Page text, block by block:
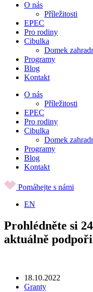
O nás
Příležitosti
EPEC
Pro rodiny
Cibulka
Domek
Programy
Blog
Kontakt
O nás
Příležitosti
EPEC
Pro rodiny
Cibulka
Domek
Programy
Blog
Kontakt
Pomáhejte s námi
EN
Prohlédněte si
aktuálně
18.10.2022
Granty